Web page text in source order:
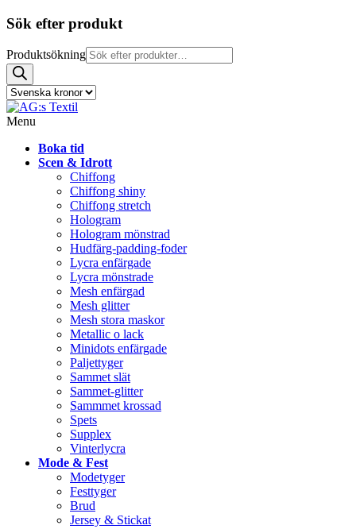
Sök efter produkt
Produktsökning
Menu
Boka tid
Scen & Idrott
Chiffong
Chiffong shiny
Chiffong stretch
Hologram
Hologram mönstrad
Hudfärg-padding-foder
Lycra enfärgade
Lycra mönstrade
Mesh enfärgad
Mesh glitter
Mesh stora maskor
Metallic o lack
Minidots enfärgade
Paljettyger
Sammet slät
Sammet-glitter
Sammmet krossad
Spets
Supplex
Vinterlycra
Mode & Fest
Modetyger
Festtyger
Brud
Jersey & Stickat